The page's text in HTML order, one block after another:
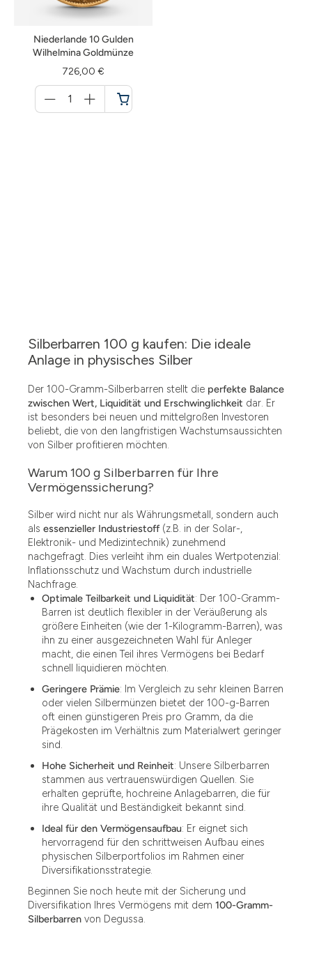
Niederlande 10 Gulden
Wilhelmina Goldmünze
726,00 €
für
Warenkorb
Silberbarren 100 g kaufen: Die ideale
Anlage in physisches Silber
Der 100-Gramm-Silberbarren stellt die perfekte Balance
zwischen Wert, Liquidität und Erschwinglichkeit dar. Er
ist besonders bei neuen und mittelgroßen Investoren
beliebt, die von den langfristigen Wachstumsaussichten
von Silber profitieren möchten.
Warum 100 g Silberbarren für Ihre
Vermögenssicherung?
Silber wird nicht nur als Währungsmetall, sondern auch
als essenzieller Industriestoff(z.B. in der Solar-,
Elektronik- und Medizintechnik) zunehmend
nachgefragt. Dies verleiht ihm ein duales Wertpotenzial:
Inflationsschutz und Wachstum durch industrielle
Nachfrage.
Optimale Teilbarkeit und Liquidität: Der 100-Gramm-
Barren ist deutlich flexibler in der Veräußerung als
größere Einheiten (wie der 1-Kilogramm-Barren), was
ihn zu einer ausgezeichneten Wahl für Anleger
macht, die einen Teil ihres Vermögens bei Bedarf
schnell liquidieren möchten.
Geringere Prämie: Im Vergleich zu sehr kleinen Barren
oder vielen Silbermünzen bietet der 100-g-Barren
oft einen günstigeren Preis pro Gramm, da die
Prägekosten im Verhältnis zum Materialwert geringer
sind.
Hohe Sicherheit und Reinheit: Unsere Silberbarren
stammen aus vertrauenswürdigen Quellen. Sie
erhalten geprüfte, hochreine Anlagebarren, die für
ihre Qualität und Beständigkeit bekannt sind.
Ideal für den Vermögensaufbau: Er eignet sich
hervorragend für den schrittweisen Aufbau eines
physischen Silberportfolios im Rahmen einer
Diversifikationsstrategie.
Beginnen Sie noch heute mit der Sicherung und
Diversifikation Ihres Vermögens mit dem 100-Gramm-
Silberbarren von Degussa.